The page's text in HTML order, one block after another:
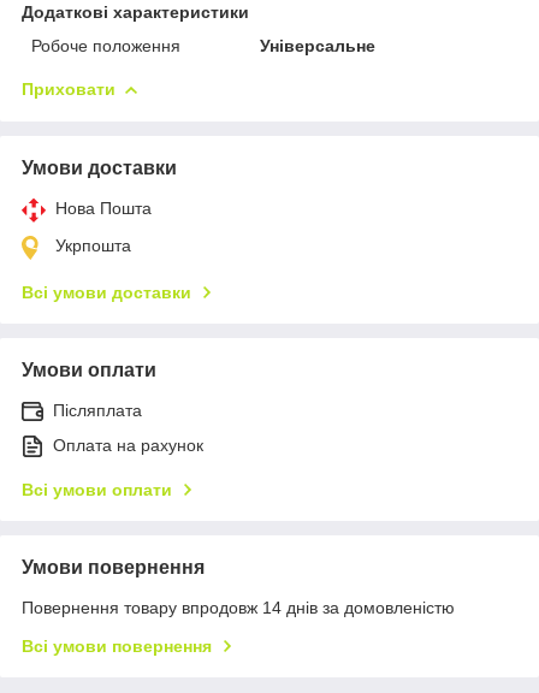
Додаткові характеристики
Робоче положення
Універсальне
Приховати
Умови доставки
Нова Пошта
Укрпошта
Всі умови доставки
Умови оплати
Післяплата
Оплата на рахунок
Всі умови оплати
Умови повернення
Повернення товару впродовж 14 днів за домовленістю
Всі умови повернення